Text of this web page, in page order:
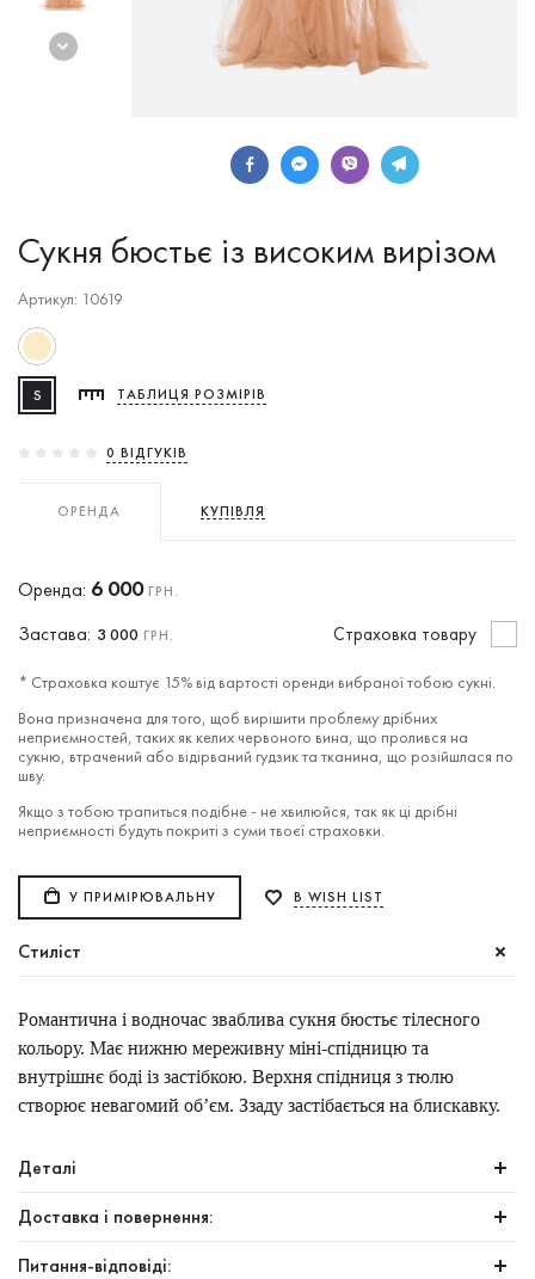
Сукня бюстьє із високим вирізом
Артикул: 10619
S ТАБЛИЦЯ РОЗМІРІВ
0 ВIДГУКIВ
ОРЕНДА КУПІВЛЯ
Оренда: 6 000ГРН.
Застава: 3 000 ГРН. Cтраховка товару
* Страховка коштує 15% від вартості оренди вибраної тобою сукні.
Вона призначена для того, щоб вирішити проблему дрібних
неприємностей, таких як келих червоного вина, що пролився на
сукню, втрачений або відірваний гудзик та тканина, що розійшлася по
шву.
Якщо з тобою трапиться подібне - не хвилюйся, так як ці дрібні
неприємності будуть покриті з суми твоєї страховки.
У ПРИМІРЮВАЛЬНУ В WISH LIST
Стиліст
Романтична і водночас зваблива сукня бюстьє тілесного
кольору. Має нижню мереживну міні-спідницю та
внутрішнє боді із застібкою. Верхня спідниця з тюлю
створює невагомий об’єм. Ззаду застібається на блискавку.
Деталі
Доставка і повернення:
Питання-відповіді: